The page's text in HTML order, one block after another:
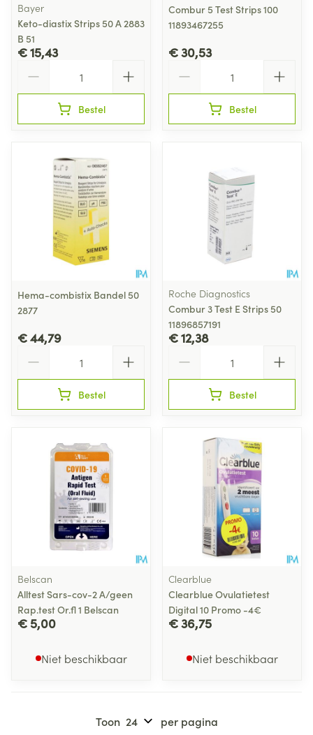
Bayer
Keto-diastix Strips 50 A 2883
B 51
€ 15,43
Bestel
Combur 5 Test Strips 100
11893467255
€ 30,53
Bestel
Hema-combistix Bandel 50
2877
€ 44,79
Bestel
Roche Diagnostics
Combur 3 Test E Strips 50
11896857191
€ 12,38
Bestel
Belscan
Alltest Sars-cov-2 A/geen
Rap.test Or.fl 1 Belscan
€ 5,00
Niet beschikbaar
Clearblue
Clearblue Ovulatietest
Digital 10 Promo -4€
€ 36,75
Niet beschikbaar
Toon per pagina